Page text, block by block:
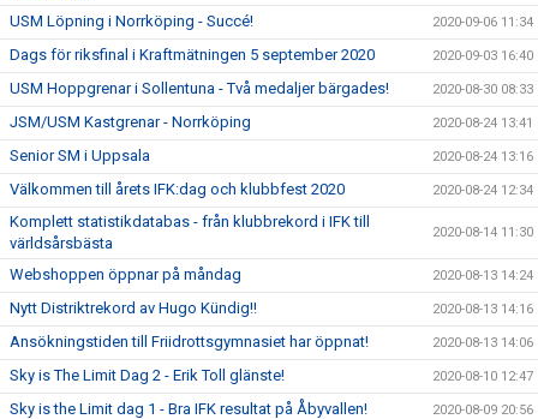
USM Löpning i Norrköping - Succé! 2020-09-06 11:34
Dags för riksfinal i Kraftmätningen 5 september 2020 2020-09-03 16:40
USM Hoppgrenar i Sollentuna - Två medaljer bärgades! 2020-08-30 08:33
JSM/USM Kastgrenar - Norrköping 2020-08-24 13:41
Senior SM i Uppsala 2020-08-24 13:16
Välkommen till årets IFK:dag och klubbfest 2020 2020-08-24 12:34
Komplett statistikdatabas - från klubbrekord i IFK till
världsårsbästa
2020-08-14 11:30
Webshoppen öppnar på måndag 2020-08-13 14:24
Nytt Distriktrekord av Hugo Kündig!! 2020-08-13 14:16
Ansökningstiden till Friidrottsgymnasiet har öppnat! 2020-08-13 14:06
Sky is The Limit Dag 2 - Erik Toll glänste! 2020-08-10 12:47
Sky is the Limit dag 1 - Bra IFK resultat på Åbyvallen! 2020-08-09 20:56